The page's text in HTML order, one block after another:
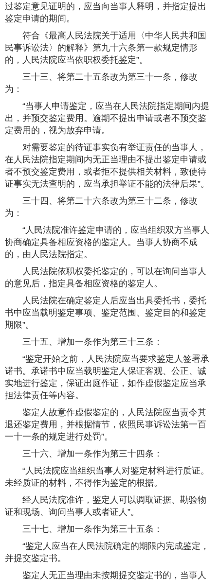
过鉴定意见证明的，应当向当事人释明，并指定提出
鉴定申请的期间。
符合《最高人民法院关于适用〈中华人民共和国
民事诉讼法〉的解释》第九十六条第一款规定情形
的，人民法院应当依职权委托鉴定”。
三十三、将第二十五条改为第三十一条，修改
为：
“当事人申请鉴定，应当在人民法院指定期间内提
出，并预交鉴定费用。逾期不提出申请或者不预交鉴
定费用的，视为放弃申请。
对需要鉴定的待证事实负有举证责任的当事人，
在人民法院指定期间内无正当理由不提出鉴定申请或
者不预交鉴定费用，或者拒不提供相关材料，致使待
证事实无法查明的，应当承担举证不能的法律后果”。
三十四、将第二十六条改为第三十二条，修改
为：
“人民法院准许鉴定申请的，应当组织双方当事人
协商确定具备相应资格的鉴定人。当事人协商不成
的，由人民法院指定。
人民法院依职权委托鉴定的，可以在询问当事人
的意见后，指定具备相应资格的鉴定人。
人民法院在确定鉴定人后应当出具委托书，委托
书中应当载明鉴定事项、鉴定范围、鉴定目的和鉴定
期限”。
三十五、增加一条作为第三十三条：
“鉴定开始之前，人民法院应当要求鉴定人签署承
诺书。承诺书中应当载明鉴定人保证客观、公正、诚
实地进行鉴定，保证出庭作证，如作虚假鉴定应当承
担法律责任等内容。
鉴定人故意作虚假鉴定的，人民法院应当责令其
退还鉴定费用，并根据情节，依照民事诉讼法第一百
一十一条的规定进行处罚”。
三十六、增加一条作为第三十四条：
“人民法院应当组织当事人对鉴定材料进行质证。
未经质证的材料，不得作为鉴定的根据。
经人民法院准许，鉴定人可以调取证据、勘验物
证和现场、询问当事人或者证人”。
三十七、增加一条作为第三十五条：
“鉴定人应当在人民法院确定的期限内完成鉴定，
并提交鉴定书。
鉴定人无正当理由未按期提交鉴定书的，当事人